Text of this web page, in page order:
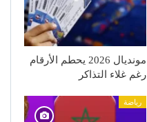
مونديال 2026 يحطم الأرقام
رغم غلاء التذاكر
رياضة